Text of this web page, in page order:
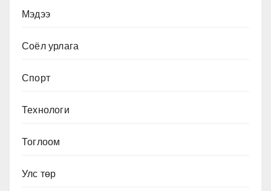
Мэдээ
Соёл урлага
Спорт
Технологи
Тоглоом
Улс төр